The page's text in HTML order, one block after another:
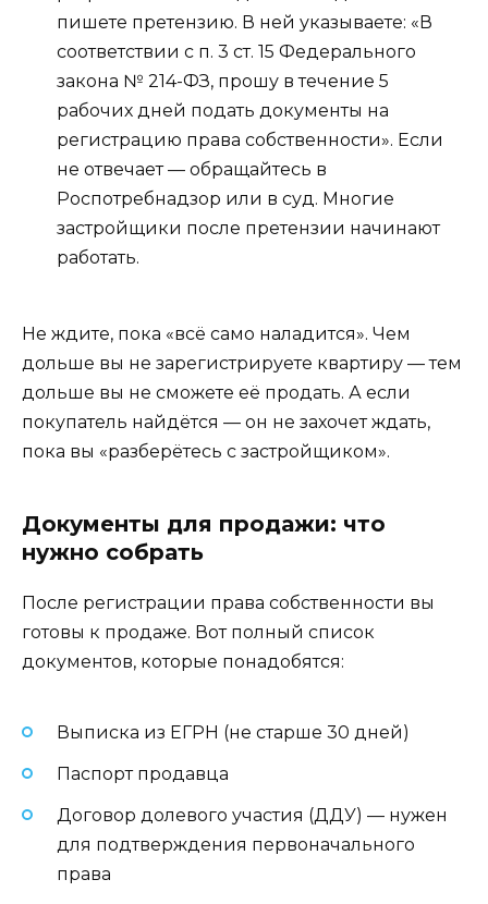
пишете претензию. В ней указываете: «В
соответствии с п. 3 ст. 15 Федерального
закона № 214-ФЗ, прошу в течение 5
рабочих дней подать документы на
регистрацию права собственности». Если
не отвечает — обращайтесь в
Роспотребнадзор или в суд. Многие
застройщики после претензии начинают
работать.
Не ждите, пока «всё само наладится». Чем
дольше вы не зарегистрируете квартиру — тем
дольше вы не сможете её продать. А если
покупатель найдётся — он не захочет ждать,
пока вы «разберётесь с застройщиком».
Документы для продажи: что
нужно собрать
После регистрации права собственности вы
готовы к продаже. Вот полный список
документов, которые понадобятся:
Выписка из ЕГРН (не старше 30 дней)
Паспорт продавца
Договор долевого участия (ДДУ) — нужен
для подтверждения первоначального
права